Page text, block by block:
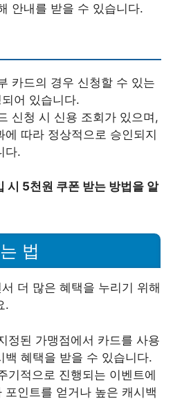
안내를 받을 수 있습니다.
카드의 경우 신청할 수 있는
어 있습니다.
신청 시 신용 조회가 있으며,
에 따라 정상적으로 승인되지
다.
시 5천원 쿠폰 받는 방법을 알
법
더 많은 혜택을 누리기 위해
.
정된 가맹점에서 카드를 사용
백 혜택을 받을 수 있습니다.
기적으로 진행되는 이벤트에
포인트를 얻거나 높은 캐시백